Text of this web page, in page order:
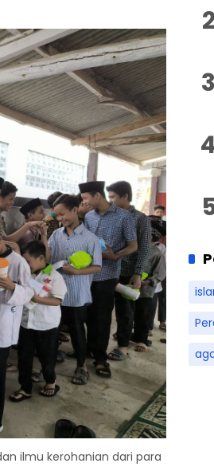
ilmu kerohanian dari para